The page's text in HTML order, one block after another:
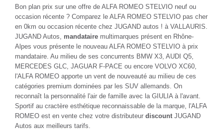
Bon plan prix sur une offre de ALFA ROMEO STELVIO neuf ou
occasion récente ? Comparez le ALFA ROMEO STELVIO pas cher
en 0km ou occasion récente chez JUGAND autos ! à VALLAURIS.
JUGAND Autos, mandataire multimarques présent en Rhône-
Alpes vous présente le nouveau ALFA ROMEO STELVIO à prix
mandataire. Au milieu de ses concurrents BMW X3, AUDI Q5,
MERCEDES GLC, JAGUAR F-PACE ou encore VOLVO XC60,
l'ALFA ROMEO apporte un vent de nouveauté au milieu de ces
catégories premium dominées par les SUV allemands. On
reconnaît la personnalité l'air de famille avec la GIULIA à l'avant.
Sportif au cractère esthétique reconnaissable de la marque, l'ALFA
ROMEO est en vente chez votre distributeur discount JUGAND
Autos aux meilleurs tarifs.